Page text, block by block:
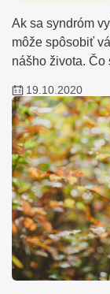
Ak sa syndróm
môže spôsobiť
nášho života.
19.10.2020